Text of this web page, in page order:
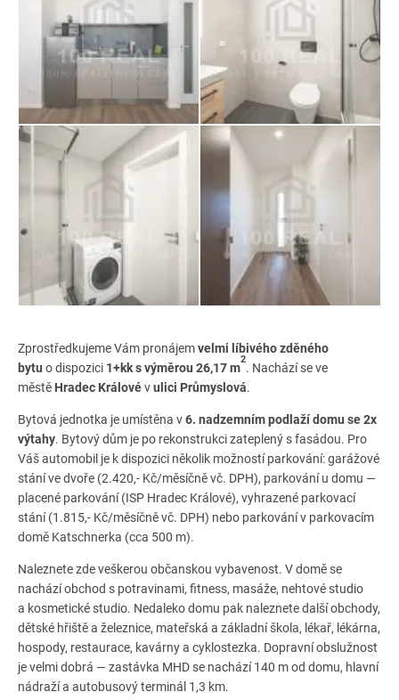
Zprostředkujeme Vám pronájemvelmi líbivéhozděného
bytu o dispozici 1+kk s výměrou 26,17 m
2
. Nachází se ve
městě Hradec Královévulici Průmyslová.
Bytová jednotka je umístěna v6. nadzemním podlaží domu se 2x
výtahy. Bytový dům je po rekonstrukci zateplený s fasádou. Pro
Váš automobil je k dispozici několik možností parkování: garážové
stání ve dvoře (2.420,- Kč/měsíčně vč. DPH), parkování u domu —
placené parkování (ISP Hradec Králové), vyhrazené parkovací
stání (1.815,- Kč/měsíčně vč. DPH) nebo parkování v parkovacím
domě Katschnerka (cca 500 m).
Naleznete zde veškerou občanskou vybavenost. V domě se
nachází obchod s potravinami, fitness, masáže, nehtové studio
a kosmetické studio. Nedaleko domu pak naleznete další obchody,
dětské hřiště a železnice, mateřská a základní škola, lékař, lékárna,
hospody, restaurace, kavárny a cyklostezka. Dopravní obslužnost
je velmi dobrá — zastávka MHD se nachází 140 m od domu, hlavní
nádraží a autobusový terminál 1,3 km.